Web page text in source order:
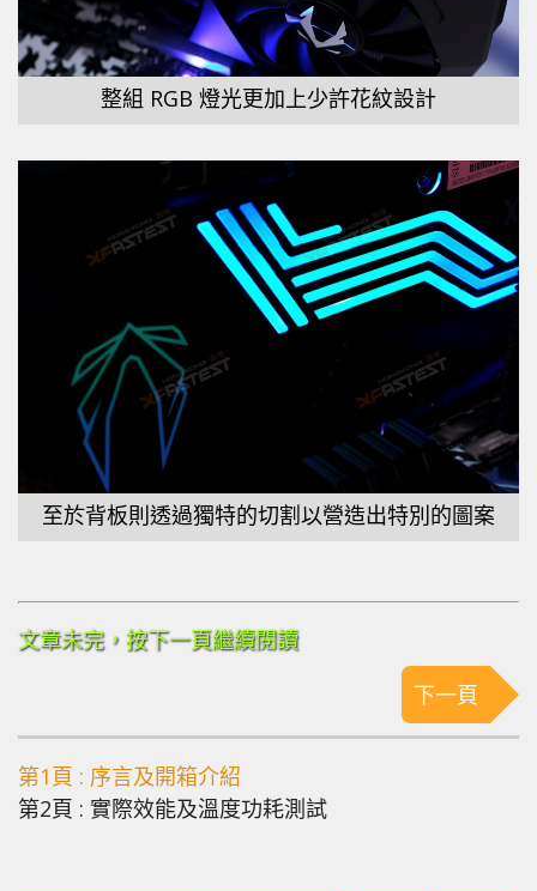
整組 RGB 燈光更加上少許花紋設計
至於背板則透過獨特的切割以營造出特別的圖案
文章未完，按下一頁繼續閱讀
下一頁
第1頁 : 序言及開箱介紹
第2頁 : 實際效能及溫度功耗測試